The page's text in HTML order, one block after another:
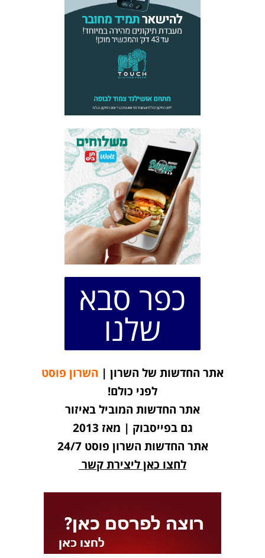
כפר סבא
שלנו
אתר החדשות של השרון | השרון פוסט
לפני כולם!
אתר החדשות המוביל באיזור
גם בפייסבוק | מאז 2013
אתר החדשות השרון פוסט 24/7
לחצו כאן ליצירת קשר